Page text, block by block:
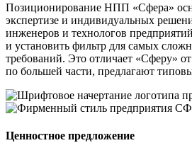
Позиционирование НПП «Сфера»
экспертизе и индивидуальных
инженеров и технологов
и установить фильтр для самых
требований. Это отличает «Сферу»
по большей части, предлагают
Ценностное предложение